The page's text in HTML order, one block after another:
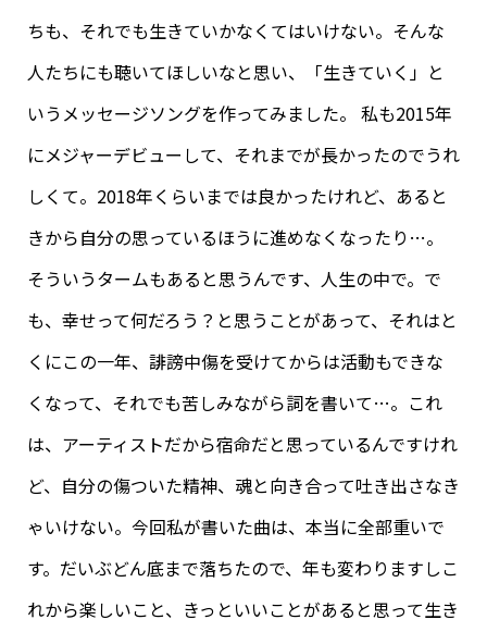
ちも、それでも生きていかなくてはいけない。そんな
人たちにも聴いてほしいなと思い、「生きていく」と
いうメッセージソングを作ってみました。 私も2015年
にメジャーデビューして、それまでが長かったのでうれ
しくて。2018年くらいまでは良かったけれど、あると
きから自分の思っているほうに進めなくなったり…。
そういうタームもあると思うんです、人生の中で。で
も、幸せって何だろう？と思うことがあって、それはと
くにこの一年、誹謗中傷を受けてからは活動もできな
くなって、それでも苦しみながら詞を書いて…。これ
は、アーティストだから宿命だと思っているんですけれ
ど、自分の傷ついた精神、魂と向き合って吐き出さなき
ゃいけない。今回私が書いた曲は、本当に全部重いで
す。だいぶどん底まで落ちたので、年も変わりますしこ
れから楽しいこと、きっといいことがあると思って生き